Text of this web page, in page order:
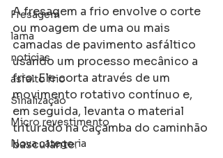
Fresagem
lama
noticias
asfalto frio
Sinalização
Micro revestimento
Nova categoria
A fresagem a frio envolve o corte
ou moagem de uma ou mais
camadas de pavimento asfáltico
usando um processo mecânico a
frio. Ele corta através de um
movimento rotativo contínuo e,
em seguida, levanta o material
triturado na caçamba do caminhão
basculante.